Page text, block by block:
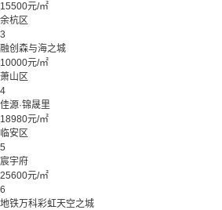
15500元/㎡
余杭区
3
融创森与海之城
10000元/㎡
萧山区
4
佳源·锦晟里
18980元/㎡
临安区
5
宸宇府
25600元/㎡
6
地铁万科彩虹天空之城